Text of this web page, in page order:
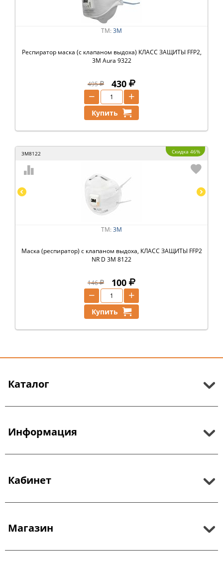
ТМ: 3M
Респиратор маска (с клапаном выдоха) КЛАСС ЗАЩИТЫ FFP2,
3M Aura 9322
495 430
+
−
Купить
3M8122 Скидка 46%
ТМ: 3M
Маска (респиратор) с клапаном выдоха, КЛАСС ЗАЩИТЫ FFP2
NR D 3M 8122
146 100
+
−
Купить
Каталог
Информация
Кабинет
Магазин